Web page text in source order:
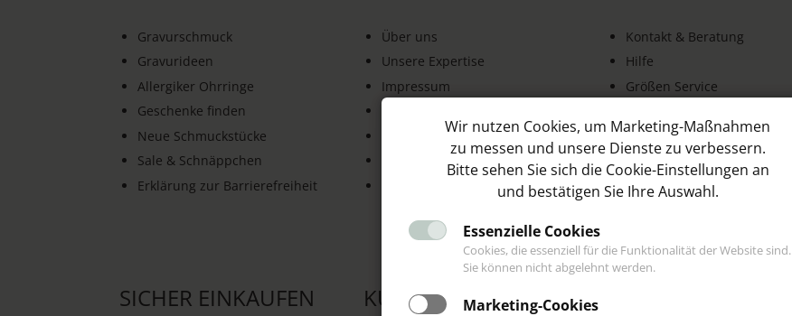
Gravurschmuck
Gravurideen
Allergiker Ohrringe
Geschenke finden
Neue Schmuckstücke
Sale & Schnäppchen
Erklärung zur Barrierefreiheit
Über uns
Unsere Expertise
Impressum
Datenschutz
Widerruf & Rückgabe
Kontakt & Beratung
Hilfe
Größen Service
Schmuck Ratgeber
Blog
Kooperationen
SICHER EINKAUFEN KUNDENSTIMMEN
Wir nutzen Cookies, um Marketing-Maßnahmen
zu messen und unsere Dienste zu verbessern.
Bitte sehen Sie sich die Cookie-Einstellungen an
und bestätigen Sie Ihre Auswahl.
Essenzielle Cookies
Cookies, die essenziell für die Funktionalität der Website sind.
Sie können nicht abgelehnt werden.
Marketing-Cookies